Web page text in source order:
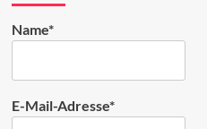
Name*
E-Mail-Adresse*